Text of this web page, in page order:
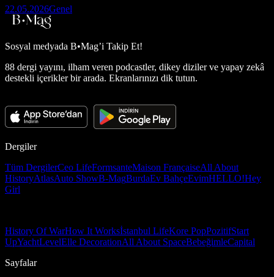
22.05.2026Genel
Sosyal medyada B•Mag’i Takip Et!
88 dergi yayını, ilham veren podcastler, dikey diziler ve yapay zekâ
destekli içerikler bir arada. Ekranlarınızı dik tutun.
Dergiler
Tüm DergilerCeo LifeFormsanteMaison FrançaiseAll About
HistoryAtlasAuto ShowB-MagBurdaEv BahçeEvimHELLO!Hey
Girl
History Of WarHow It Worksİstanbul LifeKore PopPozitifStart
UpYachtLevelElle DecorationAll About SpaceBebeğimleCapital
Sayfalar